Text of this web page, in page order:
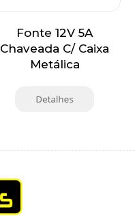
Fonte 12V 5A
Chaveada C/ Caixa
Metálica